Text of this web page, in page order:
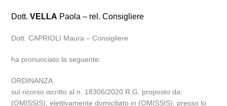
Dott.VELLA Paola – rel. Consigliere
Dott. CAPRIOLI Maura – Consigliere
ha pronunciato la seguente:
ORDINANZA
sul ricorso iscritto al n. 18306/2020 R.G. proposto da:
(OMISSIS), elettivamente domiciliato in (OMISSIS), presso lo